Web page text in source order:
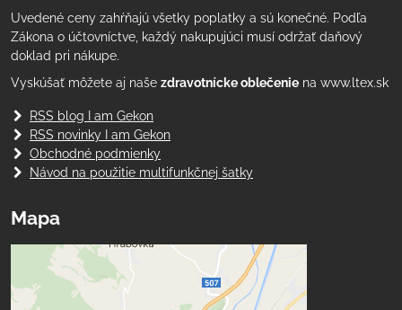
Uvedené ceny zahŕňajú všetky poplatky a sú konečné. Podľa
Zákona o účtovníctve, každý nakupujúci musí održať daňový
doklad pri nákupe.
Vyskúšať môžete aj naše zdravotnícke oblečenie na www.ltex.sk
RSS blog I am Gekon
RSS novinky I am Gekon
Obchodné podmienky
Návod na použitie multifunkčnej šatky
Mapa